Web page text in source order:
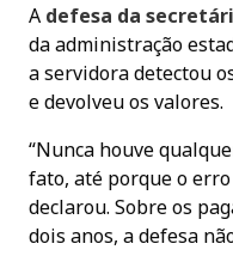
A defesa da
da administração
a servidora detectou
e devolveu os valores.
“Nunca houve
fato, até porque o
declarou. Sobre os
dois anos, a defesa